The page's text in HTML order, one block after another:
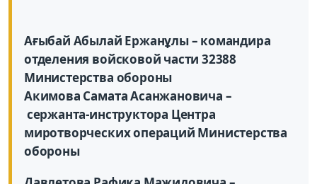
Ағыбай Абылай Ержанұлы – командира
отделения войсковой части 32388
Министерства обороны
Акимова Самата Асанжановича –
сержанта-инструктора Центра
миротворческих операций Министерства
обороны